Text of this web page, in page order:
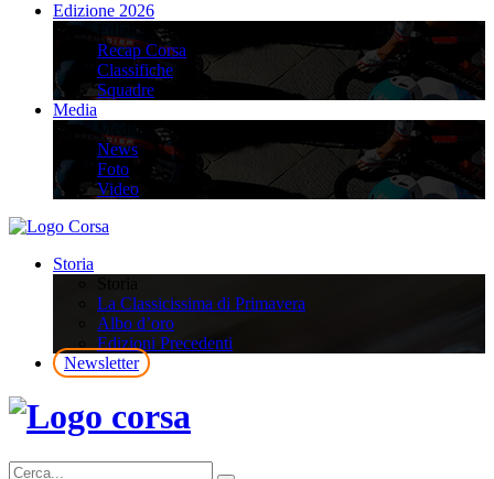
Edizione 2026
Edizione 2026
Recap Corsa
Classifiche
Squadre
Media
Media
News
Foto
Video
Storia
La Classicissima di Primavera
Albo d’oro
Edizioni Precedenti
Newsletter